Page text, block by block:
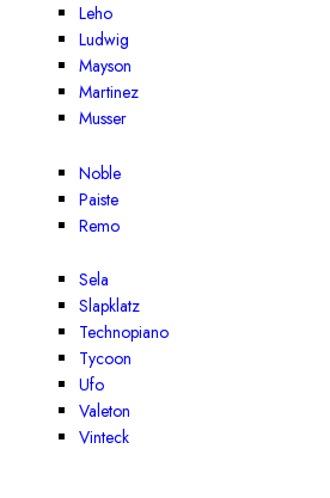
Leho
Ludwig
Mayson
Martinez
Musser
Noble
Paiste
Remo
Sela
Slapklatz
Technopiano
Tycoon
Ufo
Valeton
Vinteck